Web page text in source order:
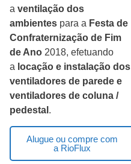
a ventilação dos
ambientes para a Festa de
Confraternização de Fim
de Ano 2018, efetuando
a locação e instalação dos
ventiladores de parede e
ventiladores de coluna /
pedestal .
Alugue ou compre com
a RioFlux